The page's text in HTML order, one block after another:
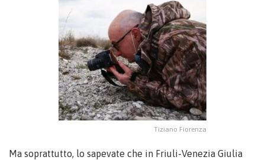
Tiziano Fiorenza
Ma soprattutto, lo sapevate che in Friuli-Venezia Giulia